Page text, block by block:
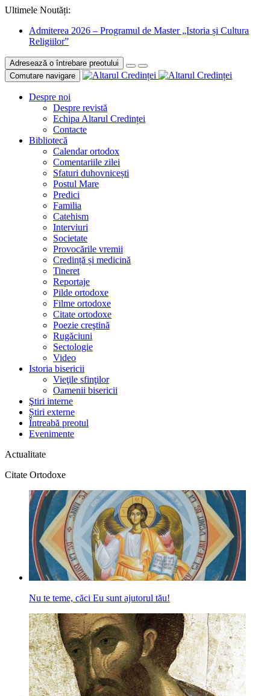
Ultimele Noutăți:
Admiterea 2026 – Programul de Master „Istoria și Cultura
Religiilor”
Adresează o întrebare preotului
Comutare navigare
Despre noi
Despre revistă
Echipa Altarul Credinței
Contacte
Bibliotecă
Calendar ortodox
Comentariile zilei
Sfaturi duhovnicești
Postul Mare
Predici
Familia
Catehism
Interviuri
Societate
Provocările vremii
Credință și medicină
Tineret
Reportaje
Pilde ortodoxe
Filme ortodoxe
Citate ortodoxe
Poezie creştină
Rugăciuni
Sectologie
Video
Istoria bisericii
Vieţile sfinţilor
Oamenii bisericii
Ştiri interne
Știri externe
Întreabă preotul
Evenimente
Actualitate
Citate Ortodoxe
Nu te teme, căci Eu sunt ajutorul tău!